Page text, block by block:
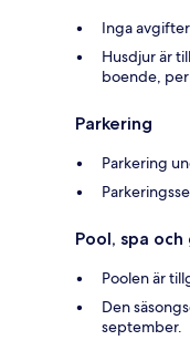
Inga
Husdjur är
boende,
Parkering
Parkering
Pool, spa
Poolen är
Den
september.